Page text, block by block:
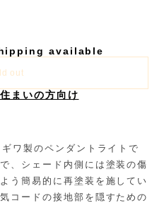
available
out
まいの方向け
ワ製のペンダントライトで
、シェード内側には塗装の傷
う簡易的に再塗装を施してい
コードの接地部を隠すための